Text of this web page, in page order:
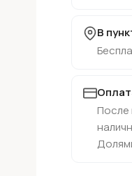
В
После